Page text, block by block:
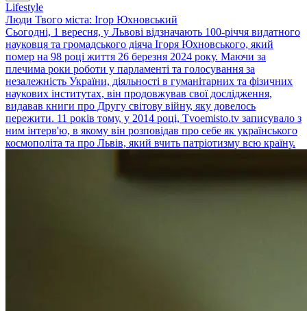
Lifestyle
Люди Твого міста: Ігор Юхновський
Сьогодні, 1 вересня, у Львові відзначають 100-річчя видатного
науковця та громадського діяча Ігоря Юхновського, який
помер на 98 році життя 26 березня 2024 року. Маючи за
плечима роки роботи у парламенті та голосування за
незалежність України, діяльності в гуманітарних та фізичних
наукових інститутах, він продовжував свої дослідження,
видавав книги про Другу світову війну, яку довелось
пережити. 11 років тому, у 2014 році, Tvoemisto.tv записувало з
ним інтерв'ю, в якому він розповідав про себе як українського
космополіта та про Львів, який вчить патріотизму всю країну.